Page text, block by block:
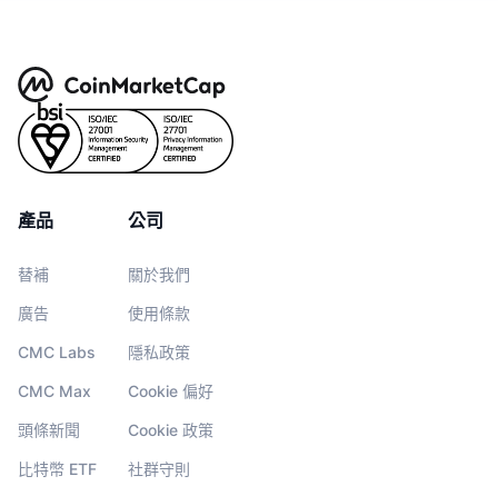
產品
替補
廣告
CMC Labs
CMC Max
頭條新聞
比特幣 ETF
公司
關於我們
使用條款
隱私政策
Cookie 偏好
Cookie 政策
社群守則